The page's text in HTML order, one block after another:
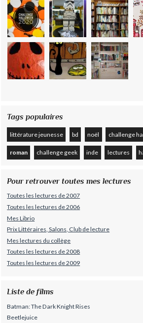
Tags populaires
littérature jeunesse bd noël challenge
roman challenge geek inde lectures
Pour retrouver toutes mes lectures
Toutes les lectures de 2007
Toutes les lectures de 2006
Mes Librio
Prix Littéraires, Salons, Club de lecture
Mes lectures du collège
Toutes les lectures de 2008
Toutes les lectures de 2009
Liste de films
Batman: The Dark Knight Rises
Beetlejuice